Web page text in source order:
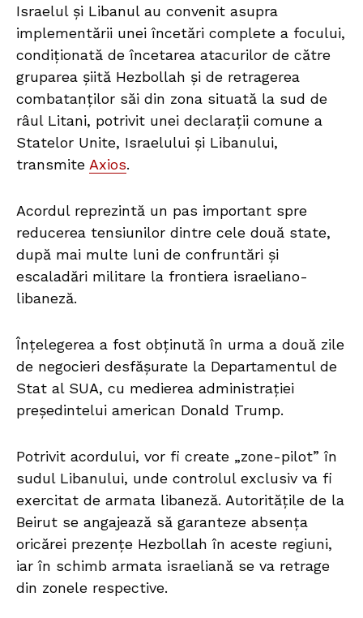
Israelul și Libanul au convenit asupra
implementării unei încetări complete a focului,
condiționată de încetarea atacurilor de către
gruparea șiită Hezbollah și de retragerea
combatanților săi din zona situată la sud de
râul Litani, potrivit unei declarații comune a
Statelor Unite, Israelului și Libanului,
transmite Axios.
Acordul reprezintă un pas important spre
reducerea tensiunilor dintre cele două state,
după mai multe luni de confruntări și
escaladări militare la frontiera israeliano-
libaneză.
Înțelegerea a fost obținută în urma a două zile
de negocieri desfășurate la Departamentul de
Stat al SUA, cu medierea administrației
președintelui american Donald Trump.
Potrivit acordului, vor fi create „zone-pilot” în
sudul Libanului, unde controlul exclusiv va fi
exercitat de armata libaneză. Autoritățile de la
Beirut se angajează să garanteze absența
oricărei prezențe Hezbollah în aceste regiuni,
iar în schimb armata israeliană se va retrage
din zonele respective.